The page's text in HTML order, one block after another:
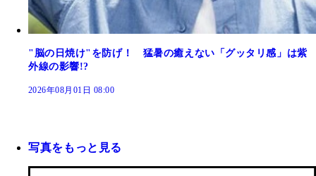
"脳の日焼け"を防げ！ 猛暑の癒えない「グッタリ感」は紫
外線の影響!?
2026年08月01日 08:00
写真をもっと見る